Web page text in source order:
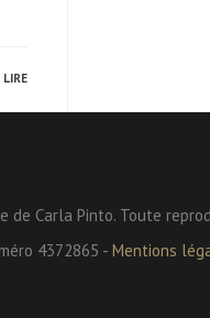
de Carla Pinto. Toute
4372865 - Mentions